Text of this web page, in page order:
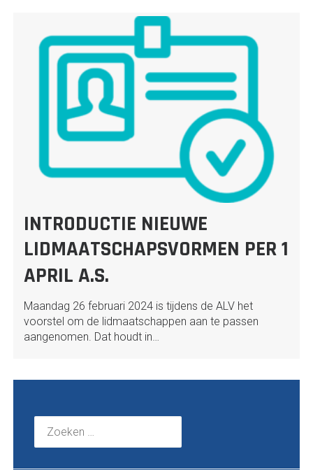
INTRODUCTIE NIEUWE
LIDMAATSCHAPSVORMEN PER 1
APRIL A.S.
Maandag 26 februari 2024 is tijdens de ALV het
voorstel om de lidmaatschappen aan te passen
aangenomen. Dat houdt in…
Zoeken
naar: